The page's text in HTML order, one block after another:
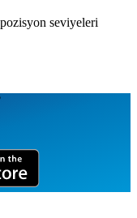
seviyeleri